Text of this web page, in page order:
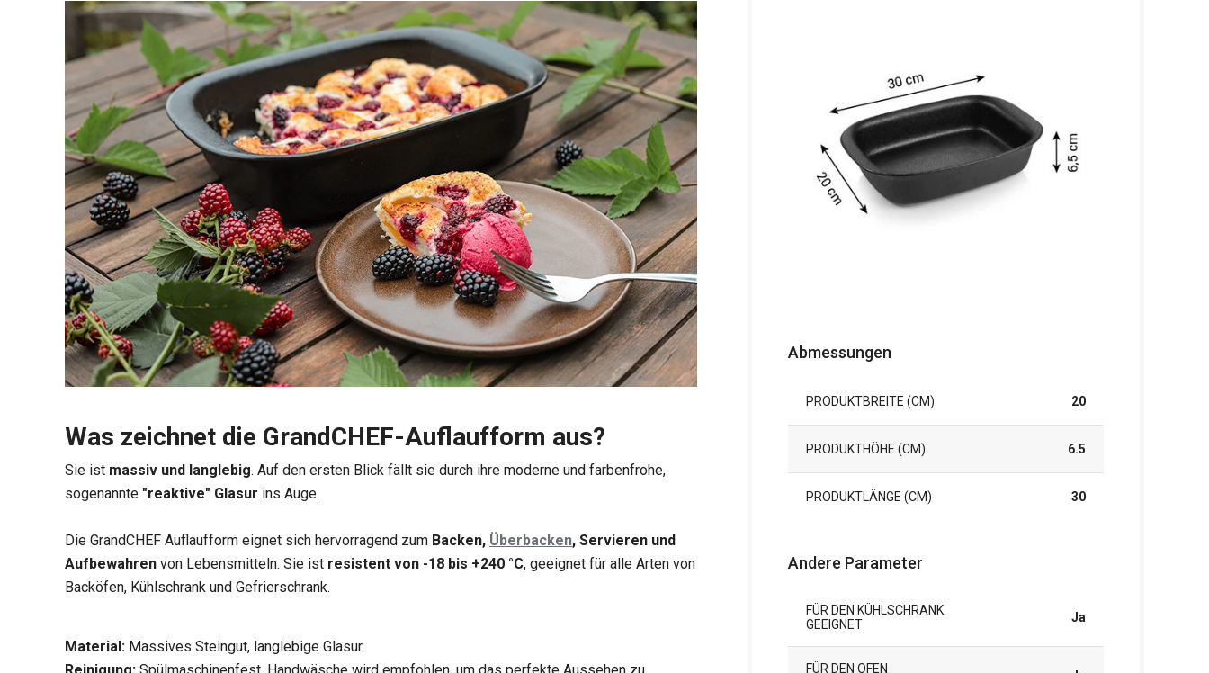
Was zeichnet die GrandCHEF-Auflaufform aus?
Sie ist massiv und langlebig. Auf den ersten Blick fällt sie durch ihre moderne und farbenfrohe,
sogenannte "reaktive" Glasur ins Auge.
Die GrandCHEF Auflaufform eignet sich hervorragend zum Backen, Überbacken, Servieren und
Aufbewahren von Lebensmitteln. Sie ist resistent von -18 bis +240 °C, geeignet für alle Arten von
Backöfen, Kühlschrank und Gefrierschrank.
Material: Massives Steingut, langlebige Glasur.
Abmessungen
PRODUKTBREITE (CM) 20
PRODUKTHÖHE (CM) 6.5
PRODUKTLÄNGE (CM) 30
Andere Parameter
FÜR DEN KÜHLSCHRANK
GEEIGNET
Ja
FÜR DEN OFEN